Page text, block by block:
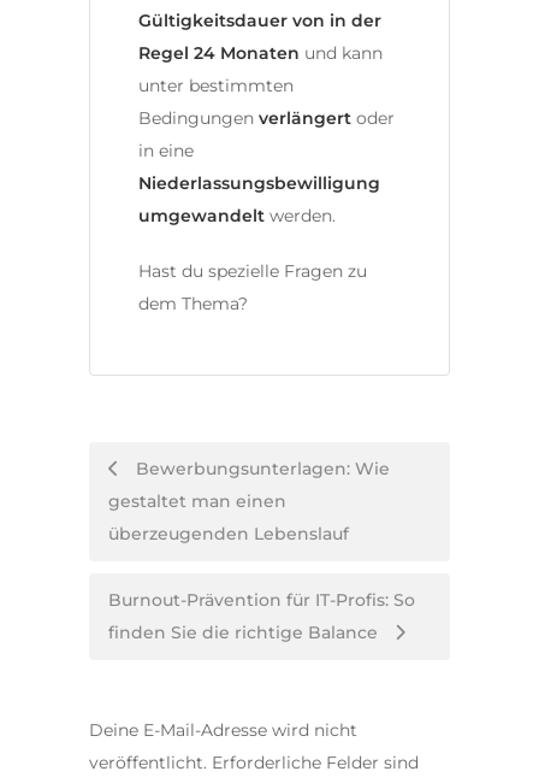
Gültigkeitsdauer von in der
Regel 24 Monaten und kann
unter bestimmten
Bedingungen verlängert oder
in eine
Niederlassungsbewilligung
umgewandelt werden.
Hast du spezielle Fragen zu
dem Thema?
Post
navigation
Bewerbungsunterlagen: Wie
gestaltet man einen
überzeugenden Lebenslauf
Burnout-Prävention für IT-Profis: So
finden Sie die richtige Balance
Deine E-Mail-Adresse wird nicht
veröffentlicht. Erforderliche Felder sind